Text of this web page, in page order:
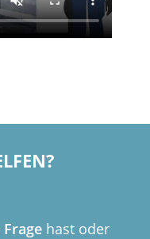
Frage hast oder